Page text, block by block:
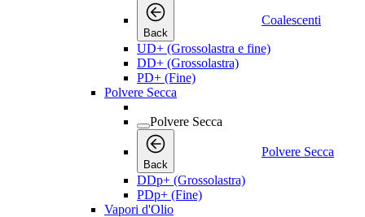
Back
Coalescenti
UD+ (Grossolastra e fine)
DD+ (Grossolastra)
PD+ (Fine)
Polvere Secca
Polvere Secca
Back
Polvere Secca
DDp+ (Grossolastra)
PDp+ (Fine)
Vapori d'Olio